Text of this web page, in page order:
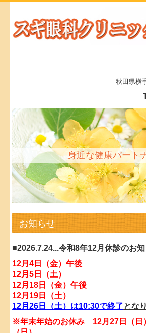
ホーム
白内障とは？
ドライアイ治療（IPL）
当院の手術設備
施設、設備など
地図、交通案内
求人募集
秋田県横
身近な健康パート
お知らせ
■2026.7.24...令和8年12月休診のお
12月4日（金）午後
12月5日（土）
12月18日（金）午後
12月19日（土）
12月26日（土）は10:30で終了とな
※年末年始のお休み 12月27日（日